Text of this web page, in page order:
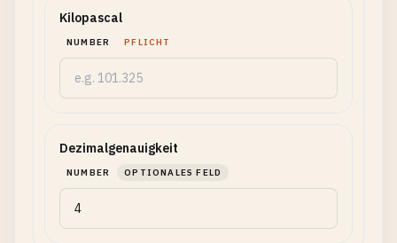
Kilopascal
NUMBER PFLICHT
Dezimalgenauigkeit
NUMBER OPTIONALES FELD